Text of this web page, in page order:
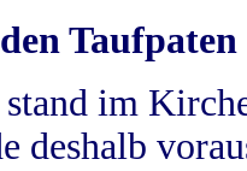
Taufpaten
im
deshalb